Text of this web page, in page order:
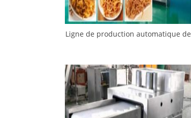
Ligne de production automatique de